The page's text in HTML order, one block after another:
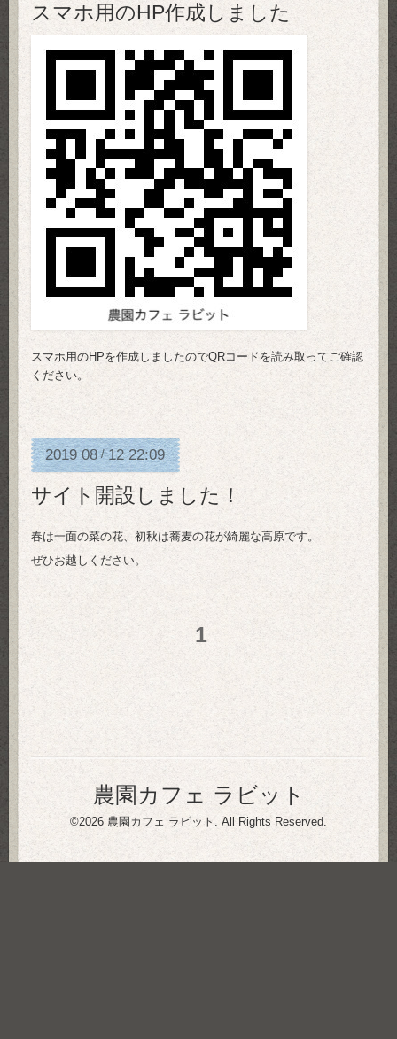
スマホ用のHP作成しました
スマホ用のHPを作成しましたのでQRコードを読み取ってご確認
ください。
2019 08/12 22:09
サイト開設しました！
春は一面の菜の花、初秋は蕎麦の花が綺麗な高原です。
ぜひお越しください。
1
農園カフェ ラビット
©2026 農園カフェ ラビット . All Rights Reserved.